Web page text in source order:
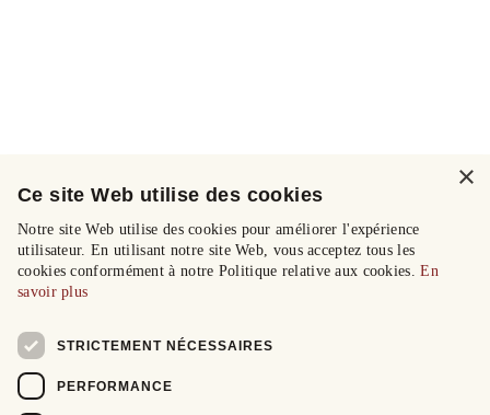
×
Ce site Web utilise des cookies
Notre site Web utilise des cookies pour améliorer l'expérience
utilisateur. En utilisant notre site Web, vous acceptez tous les
cookies conformément à notre Politique relative aux cookies.En
savoir plus
STRICTEMENT NÉCESSAIRES
PERFORMANCE